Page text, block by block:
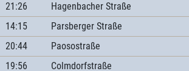
21:26 Hagenbacher Straße
14:15 Parsberger Straße
20:44 Paosostraße
19:56 Colmdorfstraße